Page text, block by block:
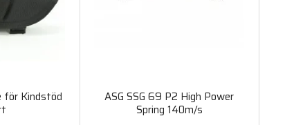
för Kindstöd ASG SSG 69 P2 High Power
Spring 140m/s